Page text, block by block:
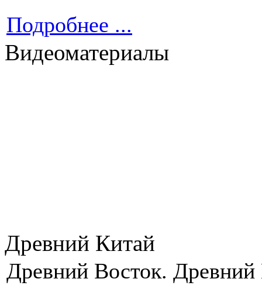
Подробнее ...
Видеоматериалы
Древний Китай
Древний Восток. Древний